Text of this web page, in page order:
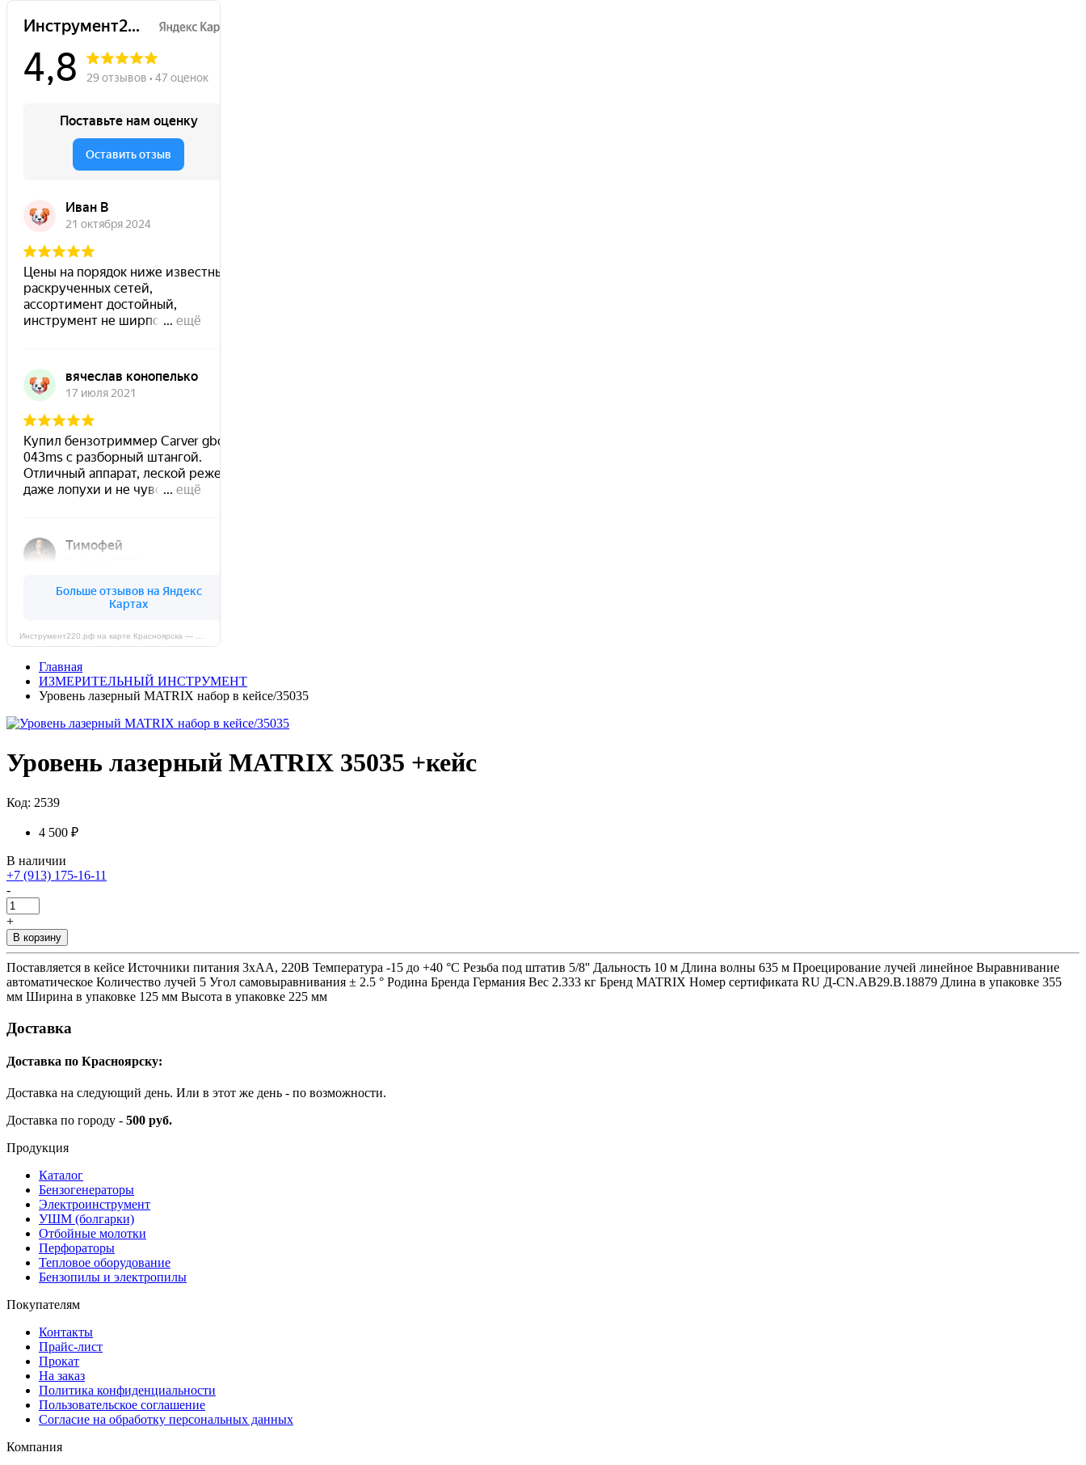
Главная
ИЗМЕРИТЕЛЬНЫЙ ИНСТРУМЕНТ
Уровень лазерный MATRIX набор в кейсе/35035
Уровень лазерный MATRIX 35035 +кейс
Код: 2539
4 500 ₽
В наличии
+7 (913) 175-16-11
-
+
В корзину
Поставляется в кейсе Источники питания 3xAA, 220В Температура -15 до +40 °C Резьба под штатив 5/8'' Дальность 10 м Длина волны 635 м Проецирование лучей линейное Выравнивание
автоматическое Количество лучей 5 Угол самовыравнивания ± 2.5 ° Родина Бренда Германия Вес 2.333 кг Бренд MATRIX Номер сертификата RU Д-CN.АВ29.В.18879 Длина в упаковке 355
мм Ширина в упаковке 125 мм Высота в упаковке 225 мм
Доставка
Доставка по Красноярску:
Доставка на следующий день. Или в этот же день - по возможности.
Доставка по городу - 500 руб.
Продукция
Каталог
Бензогенераторы
Электроинструмент
УШМ (болгарки)
Отбойные молотки
Перфораторы
Тепловое оборудование
Бензопилы и электропилы
Покупателям
Контакты
Прайс-лист
Прокат
На заказ
Политика конфиденциальности
Пользовательское соглашение
Согласие на обработку персональных данных
Компания